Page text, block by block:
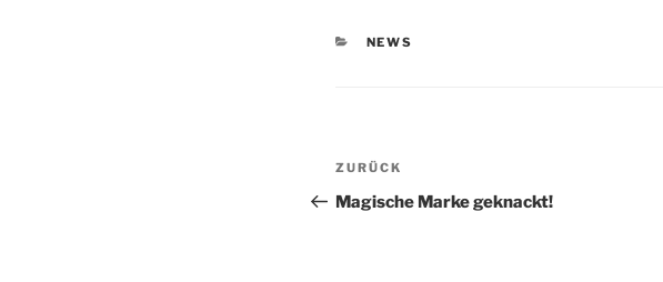
KATEGORIEN
NEWS
Beitragsnavigation
Vorheriger
Beitrag
ZURÜCK
Magische Marke geknackt!